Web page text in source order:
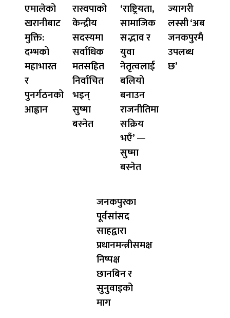
एमालेको
खरानीबाट
मुक्ति:
दम्भको
महाभारत
र
पुनर्गठनको
आह्वान
रास्वपाको
केन्द्रीय
सदस्यमा
सर्वाधिक
मतसहित
निर्वाचित
भइन्
सुष्मा
बस्नेत
‘राष्ट्रियता,
सामाजिक
सद्भाव र
युवा
नेतृत्वलाई
बलियो
बनाउन
राजनीतिमा
सक्रिय
भएँ’ —
सुष्मा
बस्नेत
ज्यागरी
लस्सी ‘अब
जनकपुरमै
उपलब्ध
छ’
जनकपुरका
पूर्वसांसद
साहद्वारा
प्रधानमन्त्रीसमक्ष
निष्पक्ष
छानबिन र
सुनुवाइको
माग